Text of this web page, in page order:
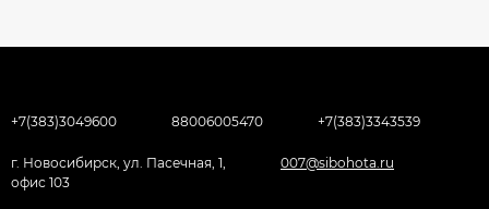
+7(383)3049600 88006005470 +7(383)3343539
г. Новосибирск, ул. Пасечная, 1,
офис 103
007@sibohota.ru